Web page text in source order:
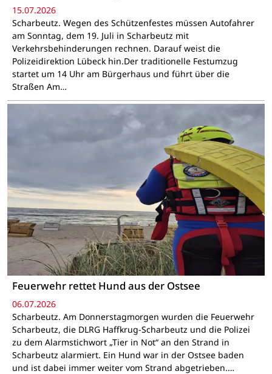
15.07.2026
Scharbeutz. Wegen des Schützenfestes müssen Autofahrer
am Sonntag, dem 19. Juli in Scharbeutz mit
Verkehrsbehinderungen rechnen. Darauf weist die
Polizeidirektion Lübeck hin.Der traditionelle Festumzug
startet um 14 Uhr am Bürgerhaus und führt über die
Straßen Am…
Feuerwehr rettet Hund aus der Ostsee
06.07.2026
Scharbeutz. Am Donnerstagmorgen wurden die Feuerwehr
Scharbeutz, die DLRG Haffkrug-Scharbeutz und die Polizei
zu dem Alarmstichwort „Tier in Not“ an den Strand in
Scharbeutz alarmiert. Ein Hund war in der Ostsee baden
und ist dabei immer weiter vom Strand abgetrieben.…